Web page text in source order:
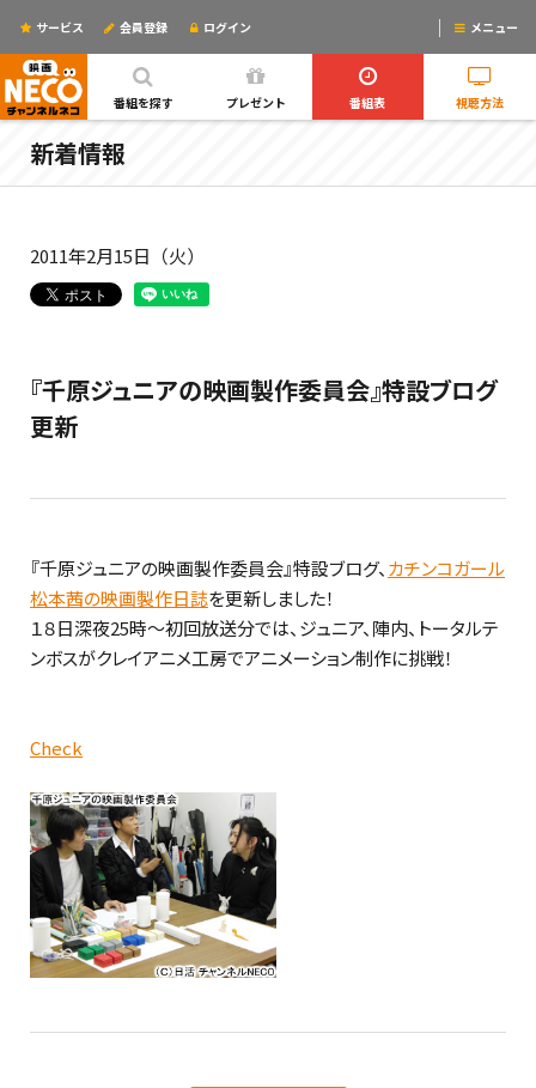
番組を探す プレゼント 番組表 視聴方法
サービス 会員登録 ログイン メニュー
ログインするとリマインドメールが使えるYO!
新着情報
2011年2月15日（火）
『千原ジュニアの映画製作委員会』特設ブログ
更新
『千原ジュニアの映画製作委員会』特設ブログ、 カチンコガール
松本茜の映画製作日誌を更新しました！
１８日深夜25時～初回放送分では、ジュニア、陣内、トータルテ
ンボスがクレイアニメ工房でアニメーション制作に挑戦！
Check